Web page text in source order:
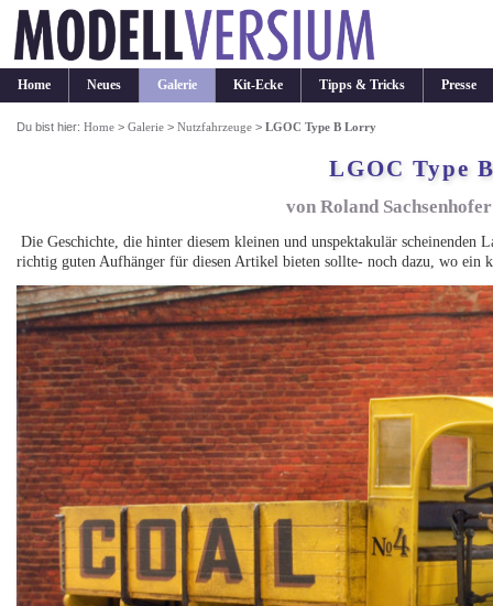
Home Neues Galerie Kit-Ecke Tipps & Tricks Presse
Du bist hier:Home >Galerie >Nutzfahrzeuge >LGOC Type B Lorry
LGOC Type
von Roland
Die Geschichte, die hinter diesem kleinen und unspektakulär scheinenden
richtig guten Aufhänger für diesen Artikel bieten sollte- noch dazu, wo ein